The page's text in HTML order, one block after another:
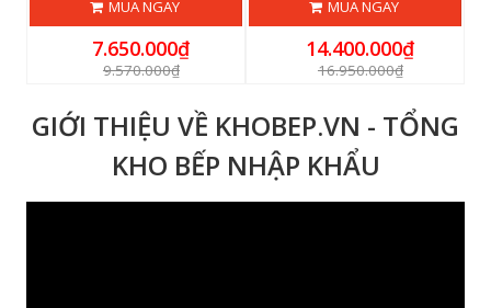
MUA NGAY
7.650.000₫
9.570.000₫
MUA NGAY
14.400.000₫
16.950.000₫
GIỚI THIỆU VỀ KHOBEP.VN - TỔNG
KHO BẾP NHẬP KHẨU